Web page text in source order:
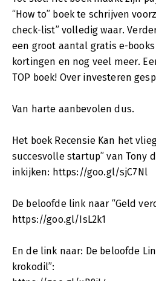
“How to” boek te schrijven
check-list” volledig waar.
een groot aantal gratis e-
kortingen en nog veel meer.
TOP boek! Over investeren
Van harte aanbevolen dus.
Het boek Recensie Kan het
succesvolle startup” van Tony
inkijken: https://goo.gl/sjC7Nl
De beloofde link naar “Geld
https://goo.gl/IsL2k1
En de link naar: De beloofde
krokodil”: